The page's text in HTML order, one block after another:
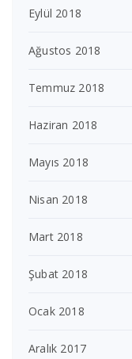
Eylül 2018
Ağustos 2018
Temmuz 2018
Haziran 2018
Mayıs 2018
Nisan 2018
Mart 2018
Şubat 2018
Ocak 2018
Aralık 2017